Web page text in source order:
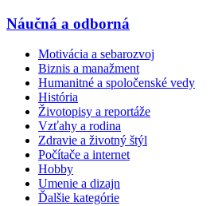
Náučná a odborná
Motivácia a sebarozvoj
Biznis a manažment
Humanitné a spoločenské vedy
História
Životopisy a reportáže
Vzťahy a rodina
Zdravie a životný štýl
Počítače a internet
Hobby
Umenie a dizajn
Ďalšie kategórie